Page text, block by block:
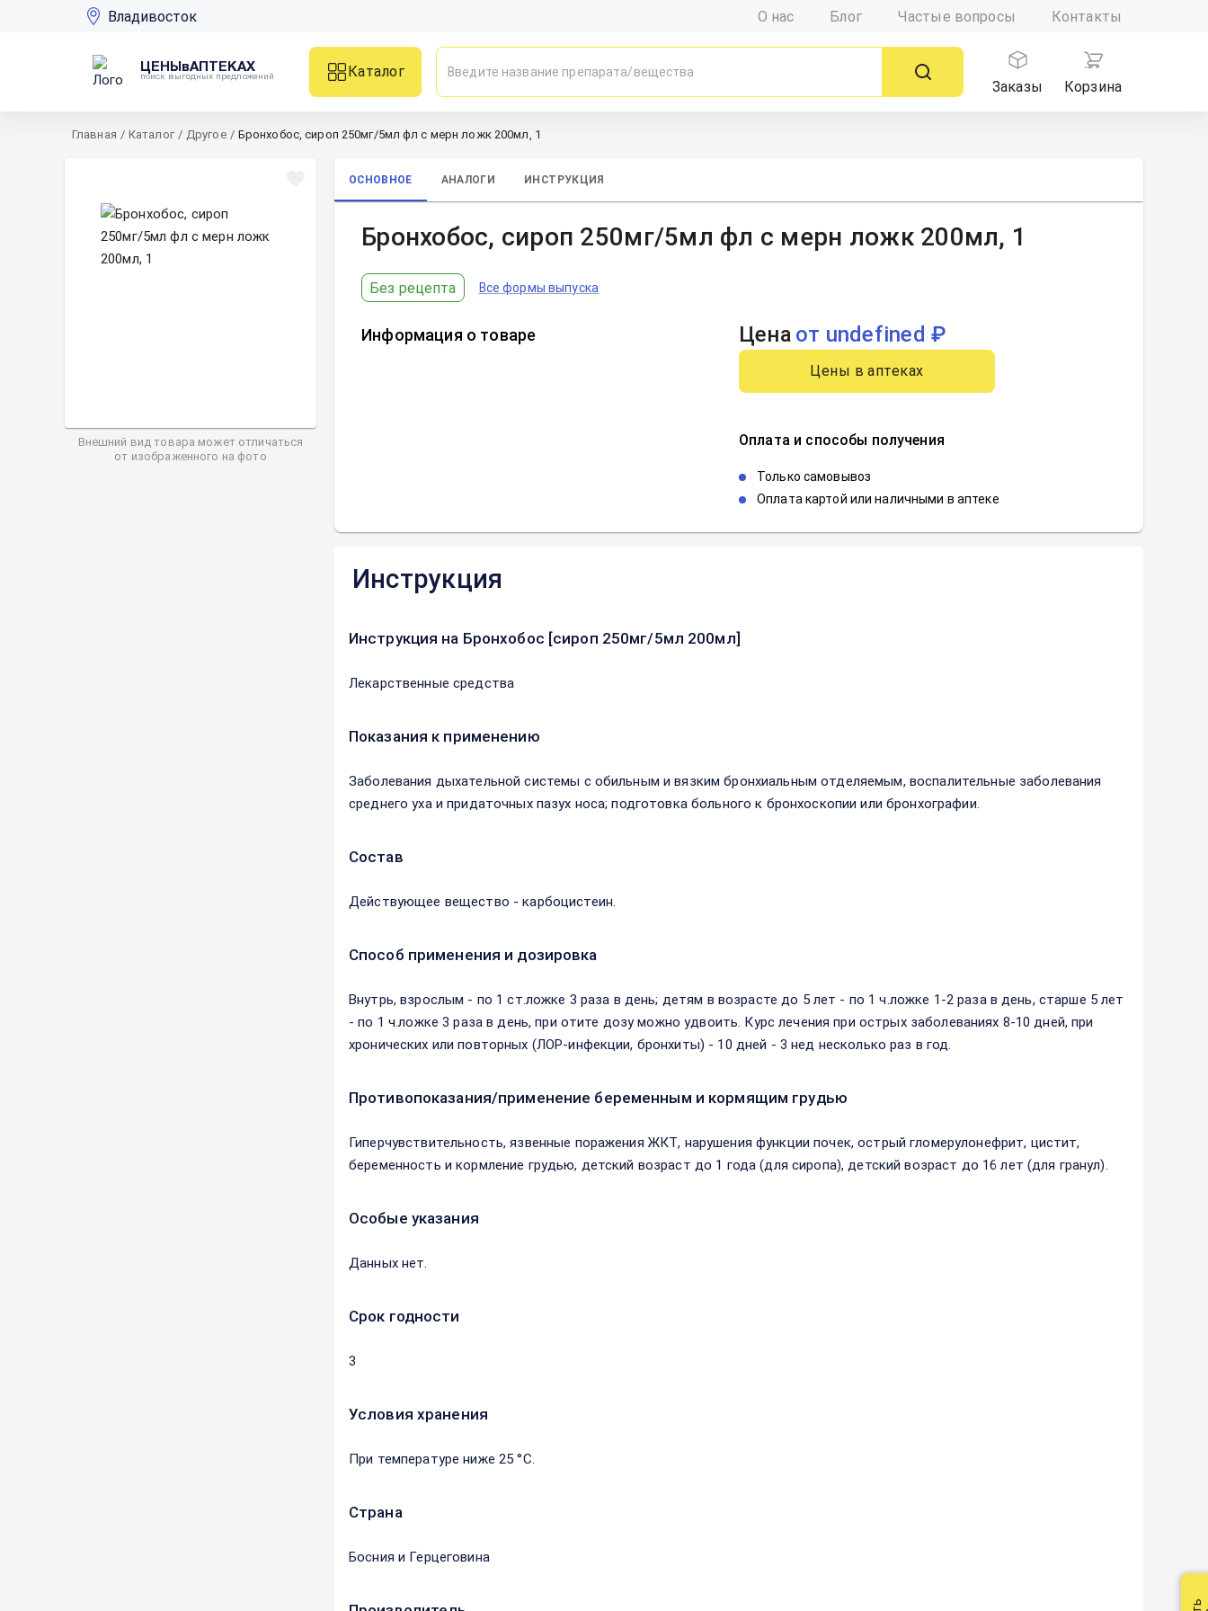
Владивосток О нас Блог Частые вопросы Контакты
ЦЕНЫвАПТЕКАХ
поиск выгодных предложений
Каталог
Заказы
Корзина
Главная / Каталог / Другое / Бронхобос, сироп 250мг/5мл фл с мерн ложк 200мл, 1
Внешний вид товара может отличаться
от изображенного на фото
ОСНОВНОЕ АНАЛОГИ ИНСТРУКЦИЯ
Бронхобос, сироп 250мг/5мл фл с мерн ложк 200мл, 1
Без рецепта Все формы выпуска
Информация о товаре Цена от undefined ₽
Цены в аптеках
Оплата и способы получения
Только самовывоз
Оплата картой или наличными в аптеке
Инструкция
Инструкция на Бронхобос [сироп 250мг/5мл 200мл]
Лекарственные средства
Показания к применению
Заболевания дыхательной системы с обильным и вязким бронхиальным отделяемым, воспалительные заболевания
среднего уха и придаточных пазух носа; подготовка больного к бронхоскопии или бронхографии.
Состав
Действующее вещество - карбоцистеин.
Способ применения и дозировка
Внутрь, взрослым - по 1 ст.ложке 3 раза в день; детям в возрасте до 5 лет - по 1 ч.ложке 1-2 раза в день, старше 5 лет
- по 1 ч.ложке 3 раза в день, при отите дозу можно удвоить. Курс лечения при острых заболеваниях 8-10 дней, при
хронических или повторных (ЛОР-инфекции, бронхиты) - 10 дней - 3 нед несколько раз в год.
Противопоказания/применение беременным и кормящим грудью
Гиперчувствительность, язвенные поражения ЖКТ, нарушения функции почек, острый гломерулонефрит, цистит,
беременность и кормление грудью, детский возраст до 1 года (для сиропа), детский возраст до 16 лет (для гранул).
Особые указания
Данных нет.
Срок годности
3
Условия хранения
При температуре ниже 25 °C.
Страна
Босния и Герцеговина